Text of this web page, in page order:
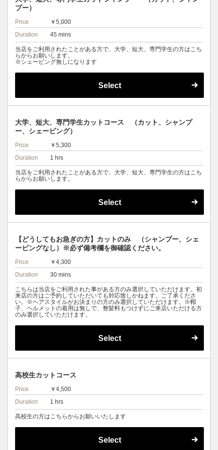
プー）
Price
￥5,000
Duration
45 mins
当店をご利用されたことがある方で、大学、短大、専門学生の方はこち
らからお願いします。
※シェービング無しになります
Select
大学、短大、専門学生カットコース （カット、シャンプ
ー、シェービング）
Price
￥5,300
Duration
1 hrs
当店をご利用されたことがある方で、大学、短大、専門学生の方はこち
らからお願いします。
Select
【どうしてもお急ぎの方】カットのみ （シャンプー、シェ
ービングなし）※必ず備考欄を御確認ください。
Price
￥4,300
Duration
30 mins
こちらは当店をご利用された事がある方のみ選択していただけます。初
来店の方はご予約していただいても対応致しかねます。ご了承くださ
い。※ヘアスタイルがお決まりの方のみ選択していただけます。※帽
子、ヘルメットの着用は無しで、整髪料もつけずにご来店いただける方
のみ選択していただけます。
Select
高校生カットコース
Price
￥4,500
Duration
1 hrs
高校生の方はこちらからお願いいたします
Select